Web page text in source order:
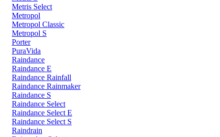
Metris Select
Metropol
Metropol Classic
Metropol S
Porter
PuraVida
Raindance
Raindance E
Raindance Rainfall
Raindance Rainmaker
Raindance S
Raindance Select
Raindance Select E
Raindance Select S
Raindrain